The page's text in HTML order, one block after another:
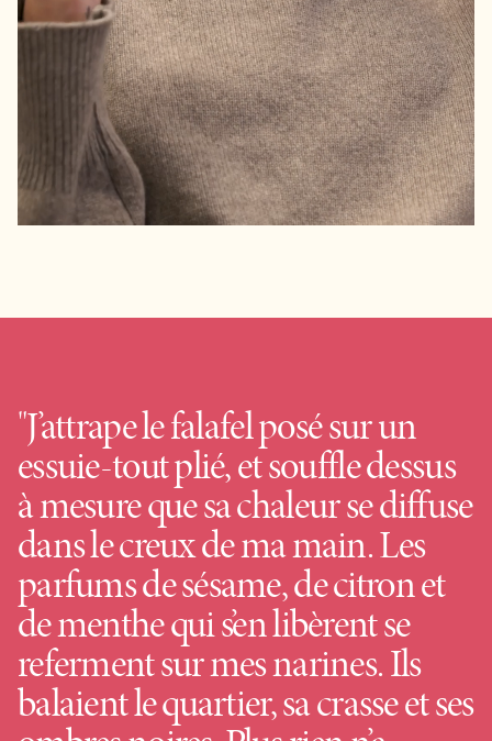
"J’attrape le falafel posé sur un
essuie-tout plié, et souffle dessus
à mesure que sa chaleur se diffuse
dans le creux de ma main. Les
parfums de sésame, de citron et
de menthe qui s’en libèrent se
referment sur mes narines. Ils
balaient le quartier, sa crasse et ses